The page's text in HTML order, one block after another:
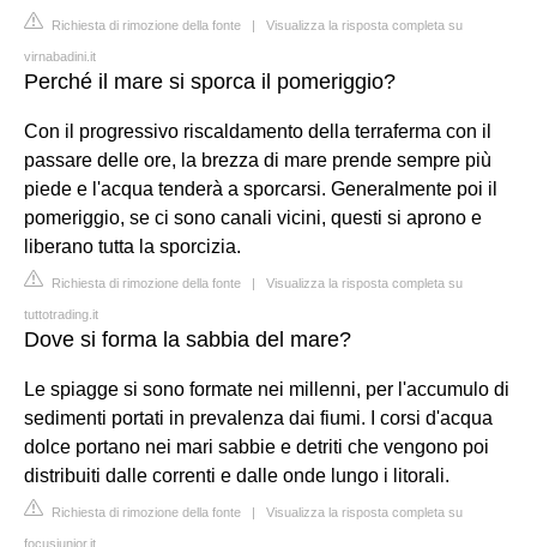
Richiesta di rimozione della fonte | Visualizza la risposta completa su
virnabadini.it
Perché il mare si sporca il pomeriggio?
Con il progressivo riscaldamento della terraferma con il
passare delle ore, la brezza di mare prende sempre più
piede e l'acqua tenderà a sporcarsi. Generalmente poi il
pomeriggio, se ci sono canali vicini, questi si aprono e
liberano tutta la sporcizia.
Richiesta di rimozione della fonte | Visualizza la risposta completa su
tuttotrading.it
Dove si forma la sabbia del mare?
Le spiagge si sono formate nei millenni, per l'accumulo di
sedimenti portati in prevalenza dai fiumi. I corsi d'acqua
dolce portano nei mari sabbie e detriti che vengono poi
distribuiti dalle correnti e dalle onde lungo i litorali.
Richiesta di rimozione della fonte | Visualizza la risposta completa su
focusjunior.it